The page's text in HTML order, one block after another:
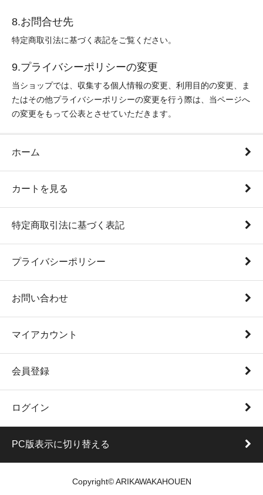
8.お問合せ先
特定商取引法に基づく表記をご覧ください。
9.プライバシーポリシーの変更
当ショップでは、収集する個人情報の変更、利用目的の変更、ま
たはその他プライバシーポリシーの変更を行う際は、当ページへ
の変更をもって公表とさせていただきます。
ホーム
カートを見る
特定商取引法に基づく表記
プライバシーポリシー
お問い合わせ
マイアカウント
会員登録
ログイン
PC版表示に切り替える
Copyright© ARIKAWAKAHOUEN